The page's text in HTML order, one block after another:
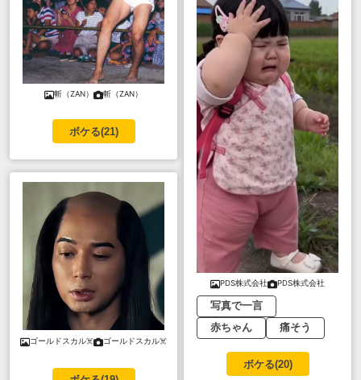
斬（ZAN） 斬（ZAN）
ボケる(21)
ゴールドスカル☠️ ゴールドスカル☠️
PDS株式会社 PDS株式会社
写真で一言
赤ちゃん
痛そう
ボケる(20)